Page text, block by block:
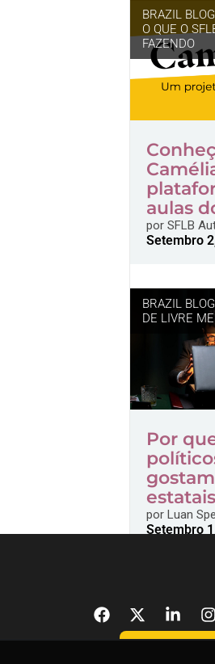
BRAZIL BLOG
O QUE O
FAZENDO
aulas
porSFLB
Setembro
BRAZIL BLOG
DE LIVRE
Por
porLuan
Setembro